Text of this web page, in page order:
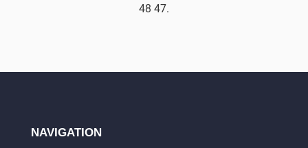
48 47.
NAVIGATION